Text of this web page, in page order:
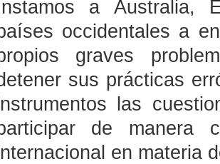
a Australia,
occidentales a
graves
sus prácticas
las
de manera
en materia